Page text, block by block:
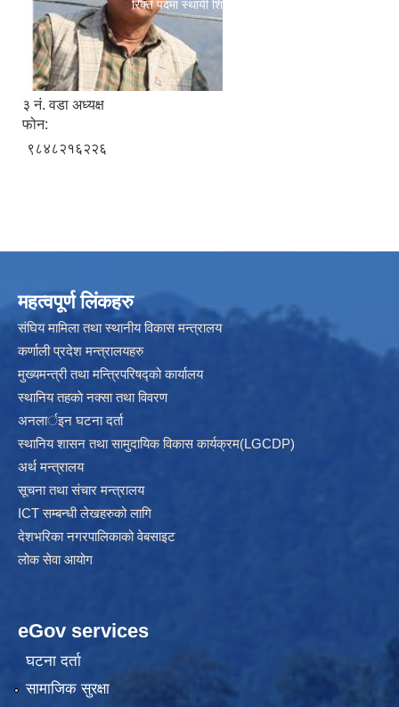
रिक्त पदमा स्थायी शिक्षक सरुवा सम्बन्धी सूचना।
३ नं. वडा अध्यक्ष
फोन:
९८४८२१६२२६
महत्वपूर्ण लिंकहरु
संघिय मामिला तथा स्थानीय विकास मन्त्रालय
कर्णाली प्रदेश मन्त्रालयहरु
मुख्यमन्त्री तथा मन्त्रिपरिषद्को कार्यालय
स्थानिय तहकाे नक्सा तथा विवरण
अनलार्इन घटना दर्ता
स्थानिय शासन तथा सामुदायिक विकास कार्यक्रम(LGCDP)
अर्थ मन्त्रालय
सूचना तथा संचार मन्त्रालय
ICT सम्बन्धी लेखहरुको लागि
देशभरिका नगरपालिकाको वेबसाइट
लोक सेवा आयोग
eGov services
घटना दर्ता
सामाजिक सुरक्षा